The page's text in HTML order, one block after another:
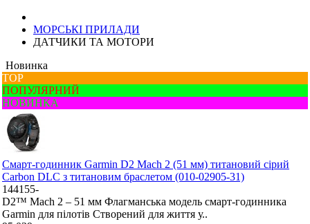
МОРСЬКІ ПРИЛАДИ
ДАТЧИКИ ТА МОТОРИ
Новинка
ТОР
ПОПУЛЯРНИЙ
НОВИНКА
Смарт-годинник Garmin D2 Mach 2 (51 мм) титановий сірий
Carbon DLC з титановим браслетом (010-02905-31)
144155-
D2™ Mach 2 – 51 мм Флагманська модель смарт-годинника
Garmin для пілотів Створений для життя у..